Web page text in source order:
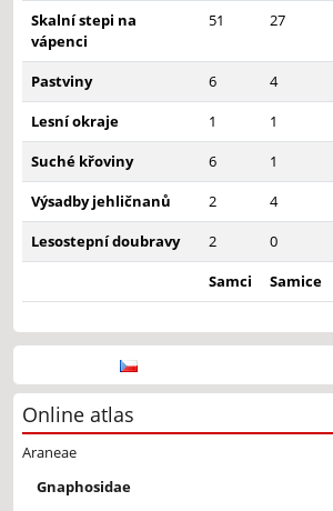
Skalní stepi na
vápenci
51 27
Pastviny 6 4
Lesní okraje
1 1
Suché křoviny
6 1
Výsadby jehličnanů
2 4
Lesostepní doubravy
2 0
Samci
Samice
Online atlas
Araneae
Gnaphosidae